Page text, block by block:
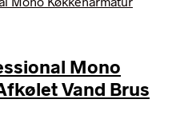
Mono
Vand Brus